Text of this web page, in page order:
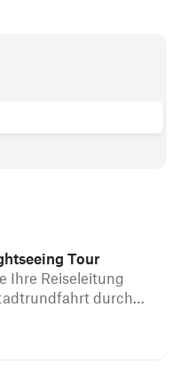
Tour
Ihre Reiseleitung
durch